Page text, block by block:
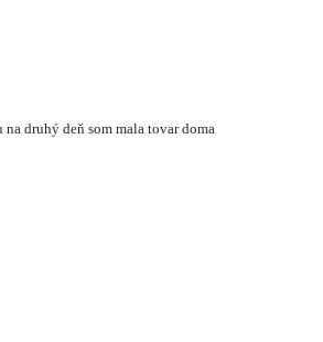
druhý deň som mala tovar doma